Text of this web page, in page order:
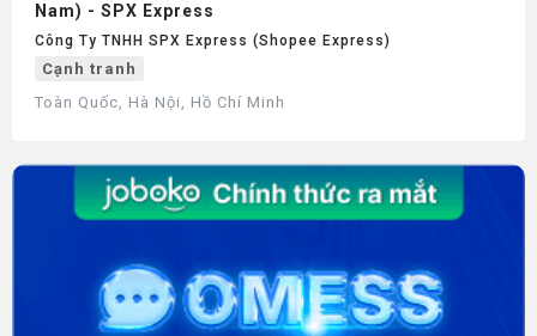
Nam) - SPX Express
Công Ty TNHH SPX Express (Shopee Express)
Cạnh tranh
Toàn Quốc, Hà Nội, Hồ Chí Minh